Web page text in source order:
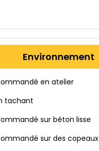
Environnement
en atelier
tachant
sur béton lisse
sur des copeaux